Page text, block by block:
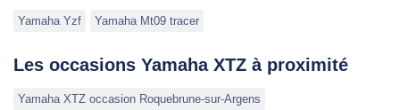
Yamaha Yzf Yamaha Mt09 tracer
Les occasions Yamaha XTZ à proximité
Yamaha XTZ occasion Roquebrune-sur-Argens